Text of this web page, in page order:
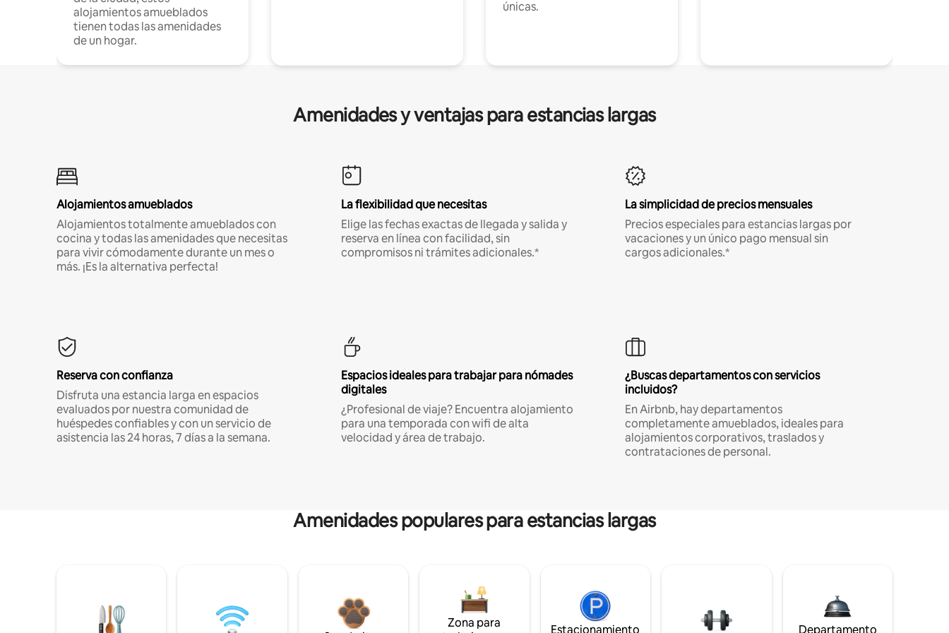
alojamientos amueblados
tienen todas las amenidades
de un hogar.
únicas.
Amenidades y ventajas para estancias largas
Alojamientos amueblados
Alojamientos totalmente amueblados con
cocina y todas las amenidades que necesitas
para vivir cómodamente durante un mes o
más. ¡Es la alternativa perfecta!
La flexibilidad que necesitas
Elige las fechas exactas de llegada y salida y
reserva en línea con facilidad, sin
compromisos ni trámites adicionales.*
La simplicidad de precios mensuales
Precios especiales para estancias largas por
vacaciones y un único pago mensual sin
cargos adicionales.*
Reserva con confianza
Disfruta una estancia larga en espacios
evaluados por nuestra comunidad de
huéspedes confiables y con un servicio de
asistencia las 24 horas, 7 días a la semana.
Espacios ideales para trabajar para nómades
digitales
¿Profesional de viaje? Encuentra alojamiento
para una temporada con wifi de alta
velocidad y área de trabajo.
¿Buscas departamentos con servicios
incluidos?
En Airbnb, hay departamentos
completamente amueblados, ideales para
alojamientos corporativos, traslados y
contrataciones de personal.
Amenidades populares para estancias largas
Zona para
Estacionamiento Departamento